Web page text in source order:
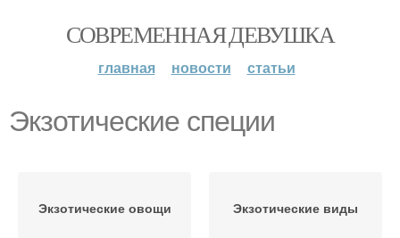
СОВРЕМЕННАЯ ДЕВУШКА
главная новости статьи
Экзотические специи
Экзотические овощи Экзотические виды